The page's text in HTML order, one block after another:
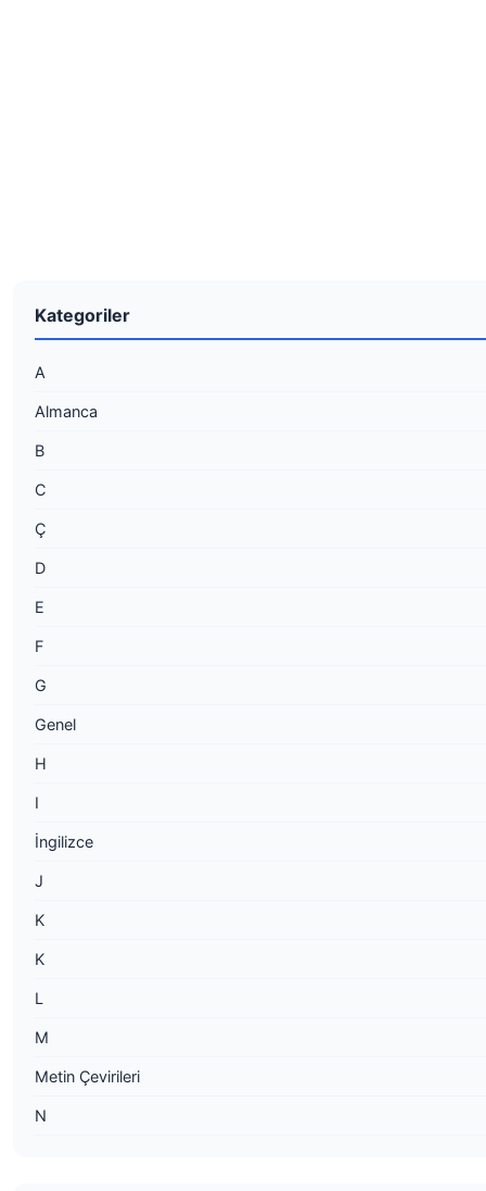
Kategoriler
A
Almanca
B
C
Ç
D
E
F
G
Genel
H
I
İngilizce
J
K
K
L
M
Metin Çevirileri
N